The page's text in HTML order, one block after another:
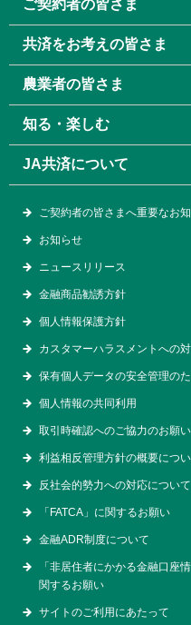
ご契約者の皆さま
共済をお考えの皆さま
農業者の皆さま
知る・楽しむ
JA共済について
ご契約者の皆さまへ重要なお
お知らせ
ニュースリリース
金融商品勧誘方針
個人情報保護方針
カスタマーハラスメントへの
保有個人データの安全管理の
個人情報の共同利用
取引時確認へのご協力のお願い
利益相反管理方針の概要につ
反社会的勢力への対応について
「FATCA」に関するお願い
金融ADR制度について
「非居住者にかかる金融口座
関するお願い
サイトのご利用にあたって